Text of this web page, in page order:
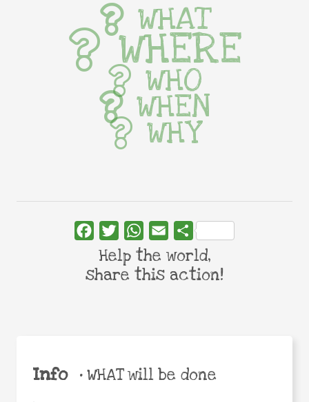
Info •WHAT will be done
WHAT
WHERE
WHO
WHEN
WHY
FacebookTwitterWhatsApp
Email Share
Help the world,
share this action!